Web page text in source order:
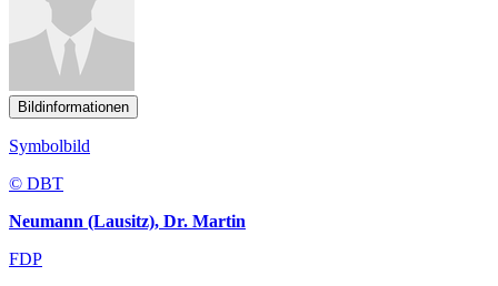
Bildinformationen
Symbolbild
© DBT
Neumann (Lausitz), Dr. Martin
FDP